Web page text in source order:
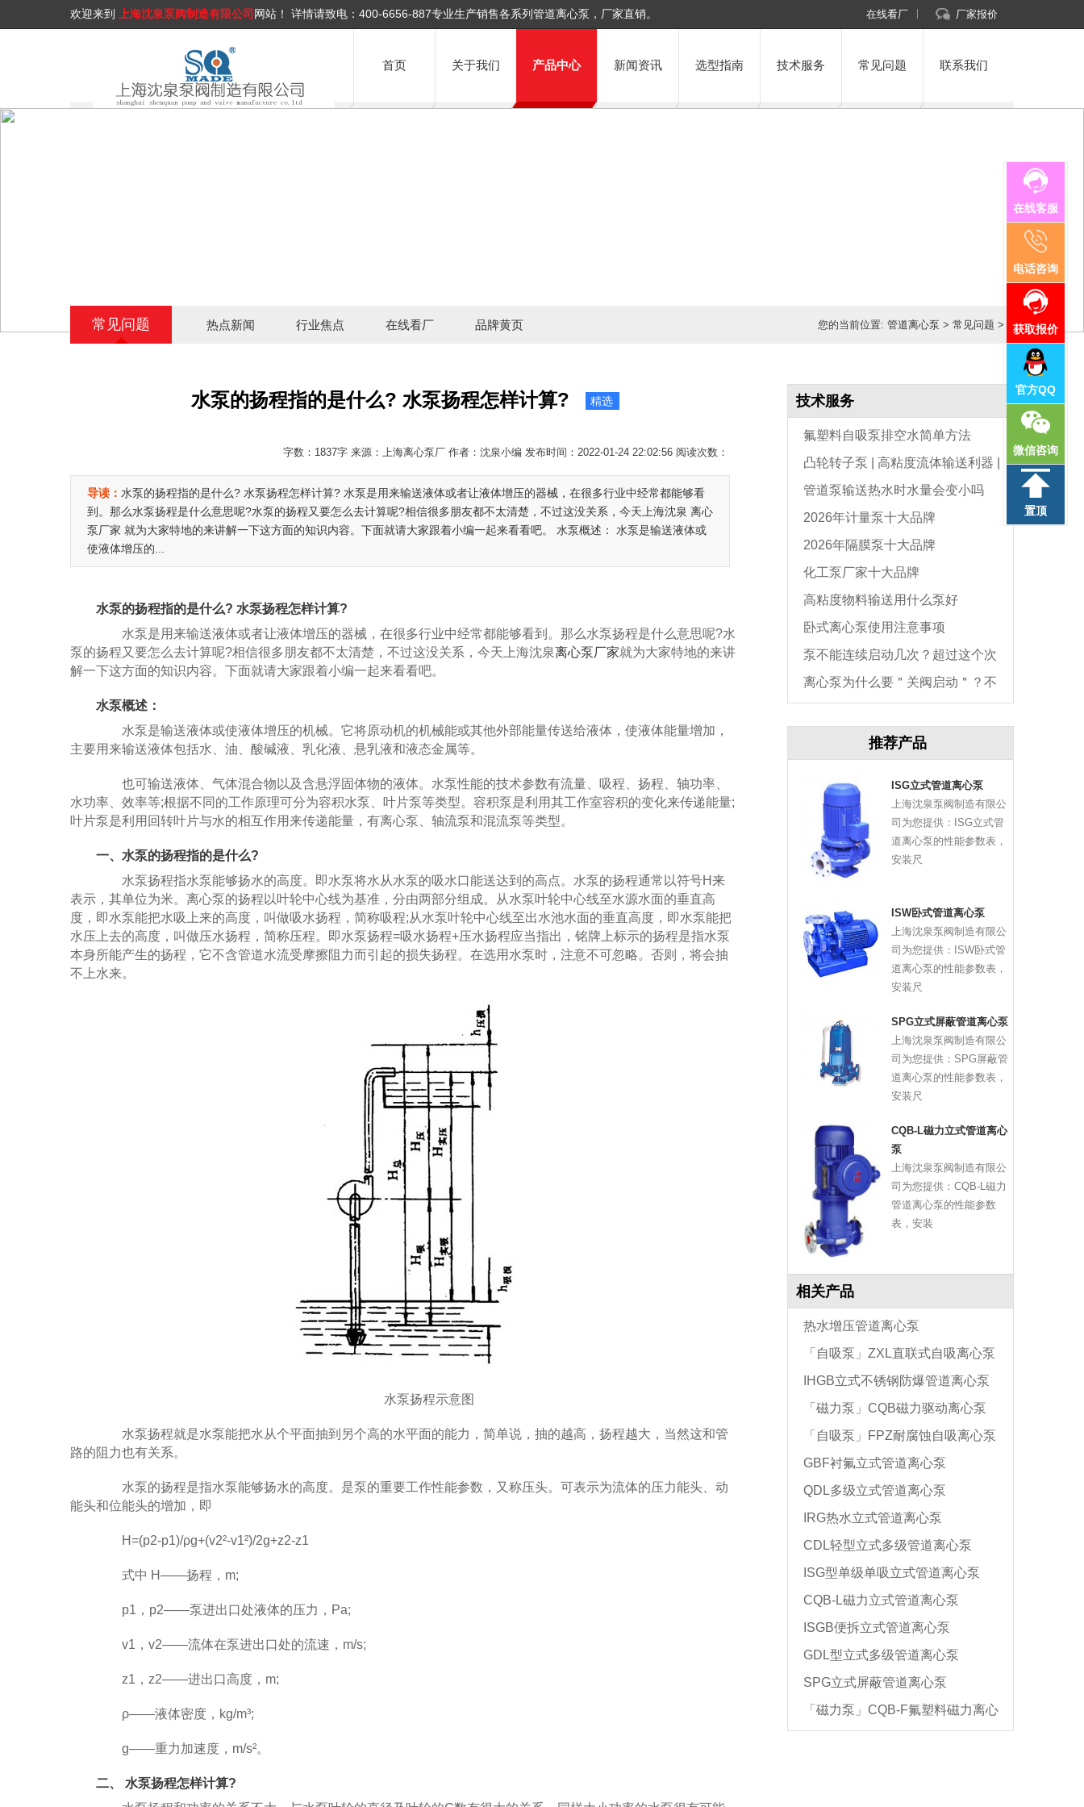
欢迎来到 上海沈泉泵阀制造有限公司 网站！ 详情请致电： 400-6656-887专业生产销售各系列管道离心泵，厂家直销。 在线看厂 厂家报价
首页 关于我们 产品中心 新闻资讯 选型指南 技术服务 常见问题 联系我们
在线客服
电话咨询
获取报价
官方QQ
微信咨询
置顶
常见问题 热点新闻 行业焦点 在线看厂 品牌黄页 您的当前位置:管道离心泵 >常见问题 >
水泵的扬程指的是什么? 水泵扬程怎样计算? 精选
字数：1837字 来源：上海离心泵厂 作者：沈泉小编 发布时间：2022-01-24 22:02:56 阅读次数：
导读： 水泵的扬程指的是什么? 水泵扬程怎样计算? 水泵是用来输送液体或者让液体增压的器械，在很多行业中经常都能够看
到。那么水泵扬程是什么意思呢?水泵的扬程又要怎么去计算呢?相信很多朋友都不太清楚，不过这没关系，今天上海沈泉 离心
泵厂家 就为大家特地的来讲解一下这方面的知识内容。下面就请大家跟着小编一起来看看吧。 水泵概述： 水泵是输送液体或
使液体增压的...
水泵的扬程指的是什么? 水泵扬程怎样计算?
水泵是用来输送液体或者让液体增压的器械，在很多行业中经常都能够看到。那么水泵扬程是什么意思呢?水
泵的扬程又要怎么去计算呢?相信很多朋友都不太清楚，不过这没关系，今天上海沈泉离心泵厂家就为大家特地的来讲
解一下这方面的知识内容。下面就请大家跟着小编一起来看看吧。
水泵概述：
水泵是输送液体或使液体增压的机械。它将原动机的机械能或其他外部能量传送给液体，使液体能量增加，
主要用来输送液体包括水、油、酸碱液、乳化液、悬乳液和液态金属等。
也可输送液体、气体混合物以及含悬浮固体物的液体。水泵性能的技术参数有流量、吸程、扬程、轴功率、
水功率、效率等;根据不同的工作原理可分为容积水泵、叶片泵等类型。容积泵是利用其工作室容积的变化来传递能量;
叶片泵是利用回转叶片与水的相互作用来传递能量，有离心泵、轴流泵和混流泵等类型。
一、水泵的扬程指的是什么?
水泵扬程指水泵能够扬水的高度。即水泵将水从水泵的吸水口能送达到的高点。水泵的扬程通常以符号H来
表示，其单位为米。离心泵的扬程以叶轮中心线为基准，分由两部分组成。从水泵叶轮中心线至水源水面的垂直高
度，即水泵能把水吸上来的高度，叫做吸水扬程，简称吸程;从水泵叶轮中心线至出水池水面的垂直高度，即水泵能把
水压上去的高度，叫做压水扬程，简称压程。即水泵扬程=吸水扬程+压水扬程应当指出，铭牌上标示的扬程是指水泵
本身所能产生的扬程，它不含管道水流受摩擦阻力而引起的损失扬程。在选用水泵时，注意不可忽略。否则，将会抽
不上水来。
水泵扬程示意图
水泵扬程就是水泵能把水从个平面抽到另个高的水平面的能力，简单说，抽的越高，扬程越大，当然这和管
路的阻力也有关系。
水泵的扬程是指水泵能够扬水的高度。是泵的重要工作性能参数，又称压头。可表示为流体的压力能头、动
能头和位能头的增加，即
H=(p2-p1)/ρg+(v2²-v1²)/2g+z2-z1
式中 H——扬程，m;
p1，p2——泵进出口处液体的压力，Pa;
v1，v2——流体在泵进出口处的流速，m/s;
z1，z2——进出口高度，m;
ρ——液体密度，kg/m³;
g——重力加速度，m/s²。
二、 水泵扬程怎样计算?
技术服务
氟塑料自吸泵排空水简单方法
凸轮转子泵 | 高粘度流体输送利器 |
选型与维护全指南
管道泵输送热水时水量会变小吗
2026年计量泵十大品牌
2026年隔膜泵十大品牌
化工泵厂家十大品牌
高粘度物料输送用什么泵好
卧式离心泵使用注意事项
泵不能连续启动几次？超过这个次
数，电机必坏
离心泵为什么要＂关阀启动＂？不
推荐产品
ISG立式管道离心泵
上海沈泉泵阀制造有限公
司为您提供：ISG立式管
道离心泵的性能参数表，
安装尺
ISW卧式管道离心泵
上海沈泉泵阀制造有限公
司为您提供：ISW卧式管
道离心泵的性能参数表，
安装尺
SPG立式屏蔽管道离心泵
上海沈泉泵阀制造有限公
司为您提供：SPG屏蔽管
道离心泵的性能参数表，
安装尺
CQB-L磁力立式管道离心
泵
上海沈泉泵阀制造有限公
司为您提供：CQB-L磁力
管道离心泵的性能参数
表，安装
相关产品
热水增压管道离心泵
「自吸泵」ZXL直联式自吸离心泵
IHGB立式不锈钢防爆管道离心泵
「磁力泵」CQB磁力驱动离心泵
「自吸泵」FPZ耐腐蚀自吸离心泵
GBF衬氟立式管道离心泵
QDL多级立式管道离心泵
IRG热水立式管道离心泵
CDL轻型立式多级管道离心泵
ISG型单级单吸立式管道离心泵
CQB-L磁力立式管道离心泵
ISGB便拆立式管道离心泵
GDL型立式多级管道离心泵
SPG立式屏蔽管道离心泵
「磁力泵」CQB-F氟塑料磁力离心